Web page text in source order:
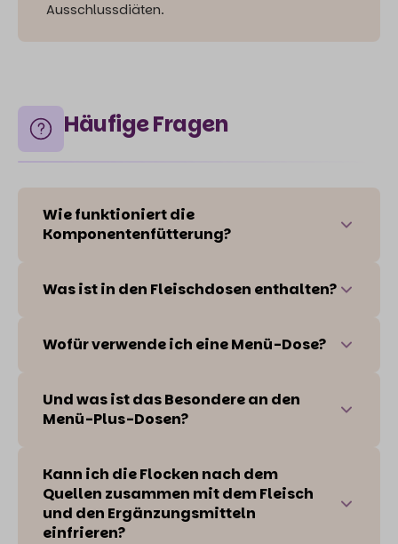
Ausschlussdiäten.
Häufige Fragen
Wie funktioniert die
Komponentenfütterung?
Was ist in den Fleischdosen enthalten?
Wofür verwende ich eine Menü-Dose?
Und was ist das Besondere an den
Menü-Plus-Dosen?
Kann ich die Flocken nach dem
Quellen zusammen mit dem Fleisch
und den Ergänzungsmitteln
einfrieren?